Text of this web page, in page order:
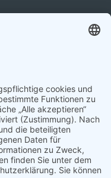
Newsletter und